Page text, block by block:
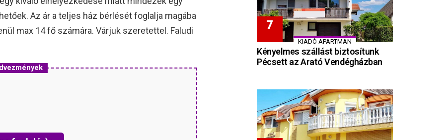
Az ár a teljes ház bérlését foglalja magába
max 14 fő számára. Várjuk szeretettel. Faludi
KIADÓ APARTMAN
Kényelmes szállást biztosítunk
Pécsett az Arató Vendégházban